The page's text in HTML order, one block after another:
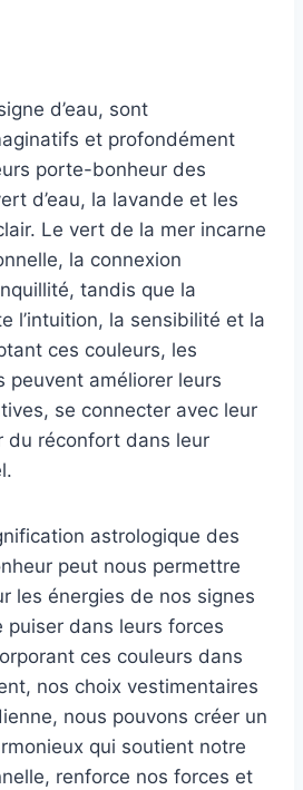
d’eau, sont
et profondément
porte-bonheur des
d’eau, la lavande et les
Le vert de la mer incarne
la connexion
tandis que la
l’intuition, la sensibilité et la
ces couleurs, les
peuvent améliorer leurs
se connecter avec leur
du réconfort dans leur
astrologique des
peut nous permettre
les énergies de nos signes
puiser dans leurs forces
ces couleurs dans
nos choix vestimentaires
nous pouvons créer un
qui soutient notre
renforce nos forces et